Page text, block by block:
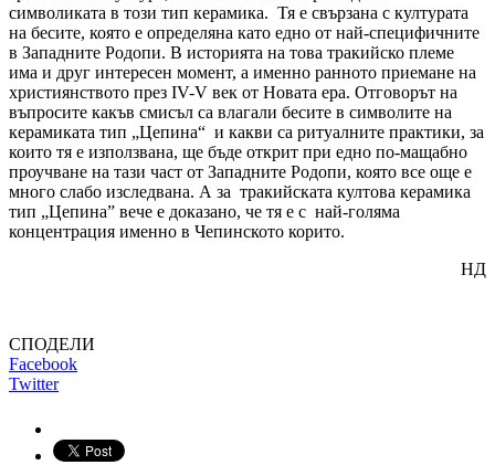
символиката в този тип керамика. Тя е свързана с културата
на бесите, която е определяна като едно от най-специфичните
в Западните Родопи. В историята на това тракийско племе
има и друг интересен момент, а именно ранното приемане на
християнството през IV-V век от Новата ера. Отговорът на
въпросите какъв смисъл са влагали бесите в символите на
керамиката тип „Цепина“ и какви са ритуалните практики, за
които тя е използвана, ще бъде открит при едно по-мащабно
проучване на тази част от Западните Родопи, която все още е
много слабо изследвана. А за тракийската култова керамика
тип „Цепина” вече е доказано, че тя е с най-голяма
концентрация именно в Чепинското корито.
НД
СПОДЕЛИ
Facebook
Twitter